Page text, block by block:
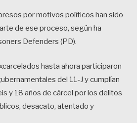
por motivos políticos han sido
de ese proceso, según ha
Defenders (PD).
hasta ahora participaron
del 11-J y cumplían
y 18 años de cárcel por los delitos
desacato, atentado y